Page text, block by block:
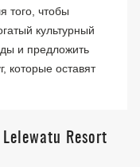
того, чтобы
культурный
и предложить
которые оставят
Resort